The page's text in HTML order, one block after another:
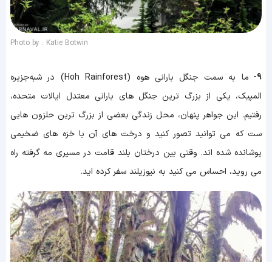
Photo by : Katie Botwin
9-
ما به سمت جنگل بارانی هوه (Hoh Rainforest) در شبه‌جزیره
المپیک، یکی از بزرگ ترین جنگل های بارانی معتدل ایالات متحده،
رفتیم. این جواهر پنهان، محل زندگی بعضی از بزرگ ترین حلزون هایی
ست که می توانید تصور کنید و درخت های آن با خزه های ضخیمی
پوشانده شده اند. وقتی بین درختان بلند قامت در مسیری مه گرفته راه
می روید، احساس می کنید به نیوزیلند سفر کرده اید.